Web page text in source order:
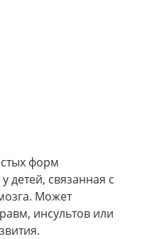
форм
детей, связанная с
Может
инсультов или